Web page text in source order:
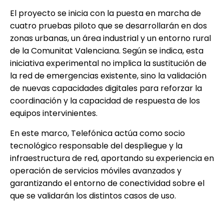
El proyecto se inicia con la puesta en marcha de
cuatro pruebas piloto que se desarrollarán en dos
zonas urbanas, un área industrial y un entorno rural
de la Comunitat Valenciana. Según se indica, esta
iniciativa experimental no implica la sustitución de
la red de emergencias existente, sino la validación
de nuevas capacidades digitales para reforzar la
coordinación y la capacidad de respuesta de los
equipos intervinientes.
En este marco, Telefónica actúa como socio
tecnológico responsable del despliegue y la
infraestructura de red, aportando su experiencia en
operación de servicios móviles avanzados y
garantizando el entorno de conectividad sobre el
que se validarán los distintos casos de uso.